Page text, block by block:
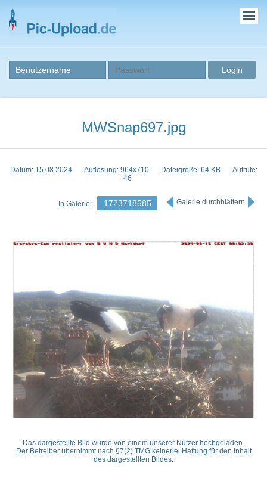
MWSnap697.jpg
Datum: 15.08.2024 Auflösung: 964x710 Dateigröße: 64 KB
Aufrufe:
46
Galerie durchblättern
1723718585
In Galerie:
Das dargestellte Bild wurde von einem unserer Nutzer hochgeladen.
Der Betreiber übernimmt nach §7(2) TMG keinerlei Haftung für den Inhalt
des dargestellten Bildes.